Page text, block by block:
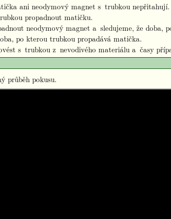
ani neodymový magnet s trubkou nepřitahují.
propadnout matičku.
neodymový magnet a sledujeme, že doba,
po kterou trubkou propadává matička.
s trubkou z nevodivého materiálu a časy
průběh pokusu.